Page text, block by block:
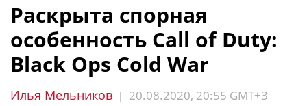
Раскрыта спорная
особенность Call of Duty:
Black Ops Cold War
Илья Мельников | 20.08.2020, 20:55 GMT+3